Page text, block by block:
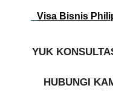
Visa Bisnis
YUK
HUBUNGI